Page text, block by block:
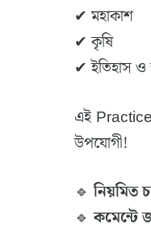
✔ মহাকাশ
✔ কৃষি
✔ ইতিহাস ও
এই
উপযোগী!
🔹নিয়মিত
🔹কমেন্টে